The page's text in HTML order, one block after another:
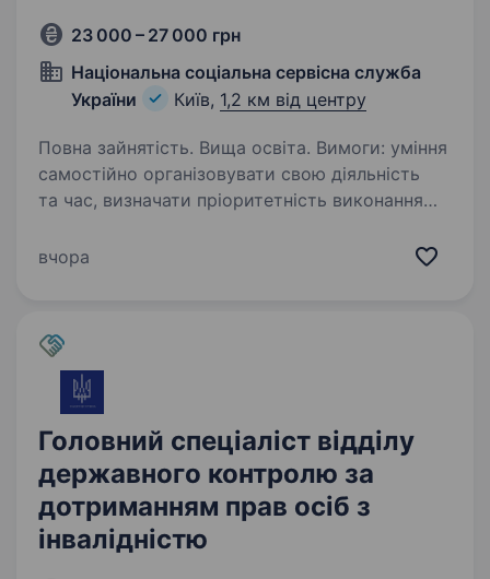
23 000 – 27 000 грн
Національна соціальна сервісна служба
України
Київ, 1,2 км від центру
Повна зайнятість. Вища освіта. Вимоги: уміння
самостійно організовувати свою діяльність
та час, визначати пріоритетність виконання
виконання; здатність до самомотивації
вчора
Головний спеціаліст відділу
державного контролю за
дотриманням прав осіб з
інвалідністю